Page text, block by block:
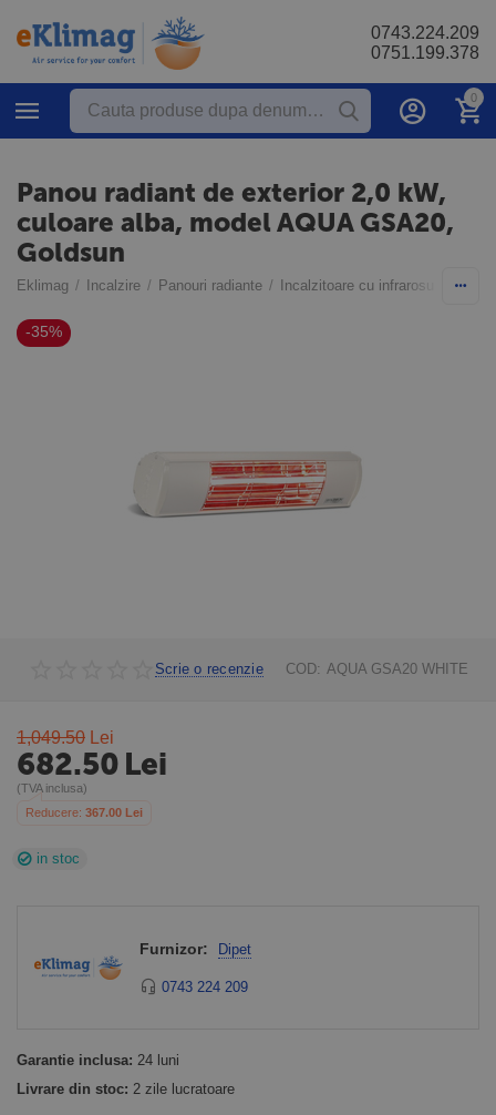
0743.224.209
0751.199.378
0
Panou radiant de exterior 2,0 kW,
culoare alba, model AQUA GSA20,
Goldsun
Eklimag / Incalzire / Panouri radiante / Incalzitoare cu infrarosu de
-35%
Scrie o recenzie COD: AQUA GSA20 WHITE
1,049.50 Lei
682.50 Lei
(TVA inclusa)
Reducere: 367.00 Lei
in stoc
Furnizor: Dipet
0743 224 209
Garantie inclusa: 24 luni
Livrare din stoc: 2 zile lucratoare